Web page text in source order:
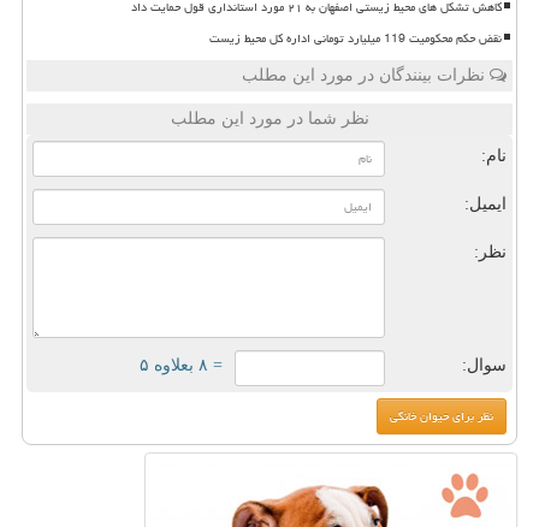
کاهش تشکل های محیط زیستی اصفهان به ۲۱ مورد استانداری قول حمایت داد
نقض حکم محکومیت 119 میلیارد تومانی اداره کل محیط زیست
نظرات بینندگان در مورد این مطلب
نظر شما در مورد این مطلب
نام:
ایمیل:
نظر:
سوال: = ۸ بعلاوه ۵